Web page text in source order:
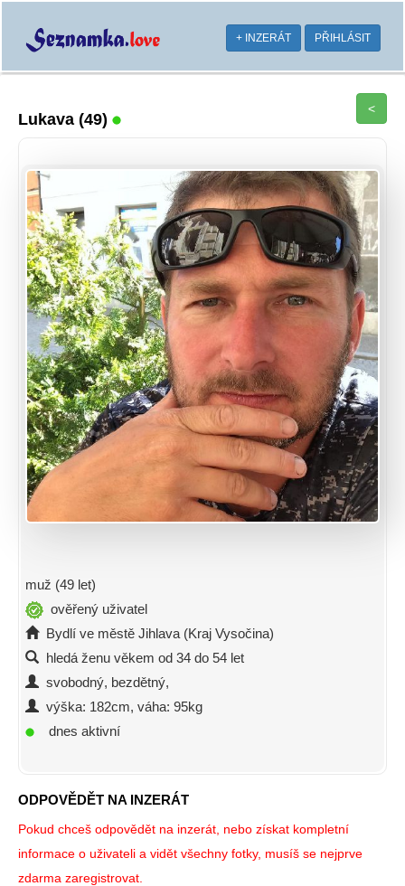
+ INZERÁT PŘIHLÁSIT
Lukava (49)
<
muž (49 let)
ověřený uživatel
Bydlí ve městě Jihlava (Kraj Vysočina)
hledá ženu věkem od 34 do 54 let
svobodný, bezdětný,
výška: 182cm, váha: 95kg
dnes aktivní
ODPOVĚDĚT NA INZERÁT
Pokud chceš odpovědět na inzerát, nebo získat kompletní
informace o uživateli a vidět všechny fotky, musíš se nejprve
zdarma zaregistrovat.